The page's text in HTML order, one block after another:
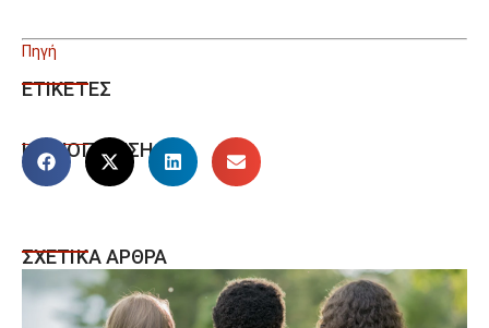
Πηγή
ΕΤΙΚΕΤΕΣ
ΚΟΙΝΟΠΟΙΗΣΗ
ΣΧΕΤΙΚΑ ΑΡΘΡΑ